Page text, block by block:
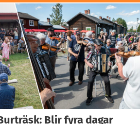
Blir fyra dagar